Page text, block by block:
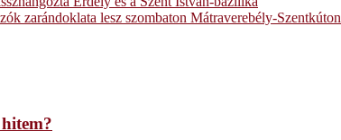
zarándoklata lesz szombaton Mátraverebély-Szentkúton